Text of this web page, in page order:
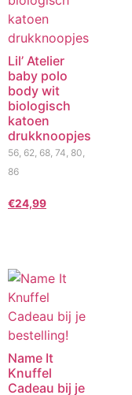
Lil’ Atelier
baby polo
body wit
biologisch
katoen
drukknoopjes
56, 62, 68, 74, 80,
86
€24,99
Name It
Knuffel
Cadeau bij je